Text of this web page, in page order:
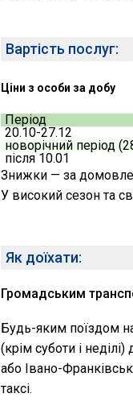
Вартість послуг:
Ціни з особи за добу
Період
20.10-27.12
новорічний період
після 10.01
Знижки — за
У високий сезон та
Як доїхати:
Громадським
Будь-яким поїздом
(крім суботи і
або Івано-
таксі.